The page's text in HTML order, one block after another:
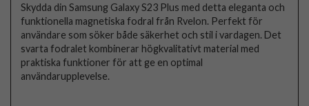
Skydda din Samsung Galaxy S23 Plus med detta eleganta och
funktionella magnetiska fodral från Rvelon. Perfekt för
användare som söker både säkerhet och stil i vardagen. Det
svarta fodralet kombinerar högkvalitativt material med
praktiska funktioner för att ge en optimal
användarupplevelse.